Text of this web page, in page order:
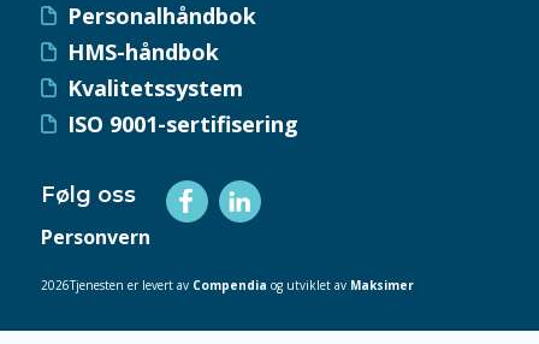
Personalhåndbok
HMS-håndbok
Kvalitetssystem
ISO 9001-sertifisering
Følg oss
Personvern
2026Tjenesten er levert av Compendia og utviklet av Maksimer